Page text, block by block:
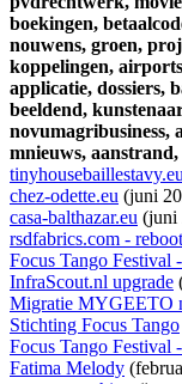
boekingen,
nouwens, groen,
koppelingen,
applicatie, dossiers,
beeldend,
novumagribusiness,
mnieuws, aanstrand,
chez-odette.eu (juni
casa-balthazar.eu (juni
rsdfabrics.com - reboot
Focus Tango Festival
InfraScout.nl upgrade
Migratie MYGEETO
Stichting Focus Tango
Focus Tango Festival
Fatima Melody